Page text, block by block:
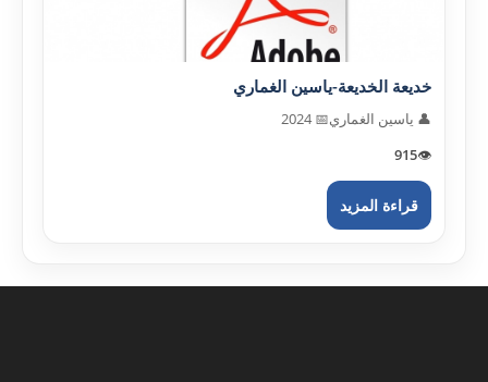
خديعة الخديعة-ياسين الغماري
👤 ياسين الغماري📅 2024
👁️
915
قراءة المزيد